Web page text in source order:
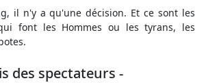
il n'y a qu'une décision. Et ce sont les
font les Hommes ou les tyrans, les
des spectateurs -